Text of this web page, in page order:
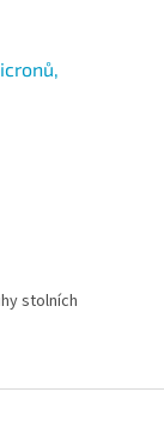
stolních